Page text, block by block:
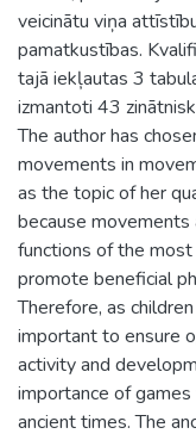
veicinātu viņa
pamatkustības.
tajā iekļautas 3
izmantoti 43
The author has
movements in
as the topic of her
because
functions of the
promote beneficial
Therefore, as
important to ensure
activity and
importance of
ancient times. The